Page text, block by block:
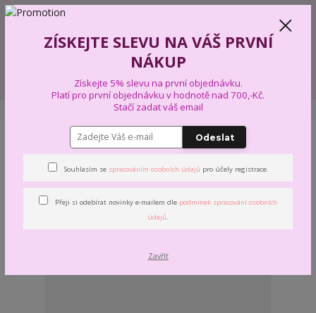
+420 739 574 103
0,00 Kč
INSPIRACE
Nejnovější
ZÍSKEJTE SLEVU NA VÁŠ PRVNÍ
NÁKUP
Získejte 5% slevu na první objednávku.
Platí pro první objednávku v hodnotě nad 700,-Kč.
Stačí zadat váš email
Odeslat
Souhlasím se zpracováním osobních údajů pro účely registrace.
Přeji si odebírat novinky e-mailem dle podmínek zpracování osobních
údajů.
Zavřít